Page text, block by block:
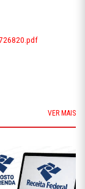
VER MAIS